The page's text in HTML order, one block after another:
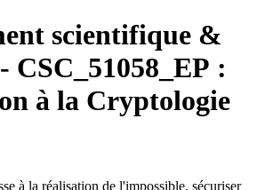
scientifique &
- CSC_51058_EP :
à la Cryptologie
à la réalisation de l'impossible, sécuriser